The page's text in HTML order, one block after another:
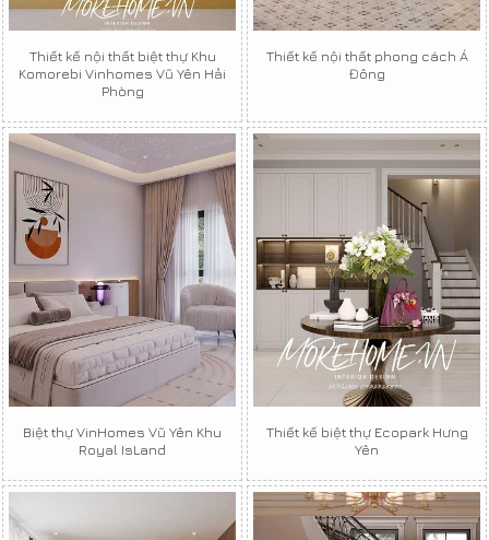
Thiết kế nội thất biệt thự Khu
Komorebi Vinhomes Vũ Yên Hải
Phòng
Thiết kế nội thất phong cách Á
Đông
Biệt thự VinHomes Vũ Yên Khu
Royal IsLand
Thiết kế biệt thự Ecopark Hưng
Yên